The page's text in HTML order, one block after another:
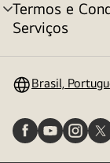
Termos e
Serviços
alternar
Brasil,